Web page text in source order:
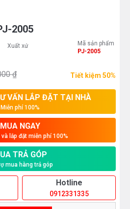
2005
Xuất xứ
Mã sản phẩm
PJ-2005
₫ Tiết kiệm 50%
VẤN LẮP ĐẶT TẠI NHÀ
Miễn phí 100%
MUA NGAY
lắp đặt miễn phí 100%
TRẢ GÓP
mua hàng trả góp
Hotline
0912331335